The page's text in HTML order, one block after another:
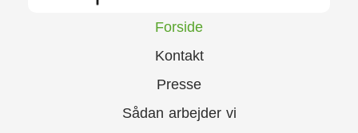
Forside
Kontakt
Presse
Sådan arbejder vi